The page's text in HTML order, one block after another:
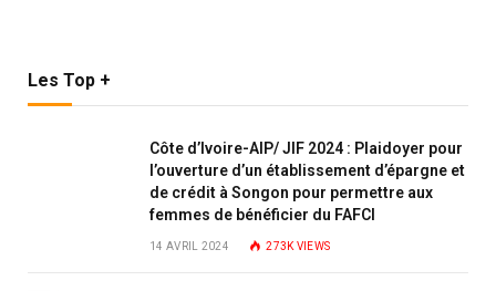
Les Top +
Côte d’Ivoire-AIP/ JIF 2024 : Plaidoyer pour
l’ouverture d’un établissement d’épargne et
de crédit à Songon pour permettre aux
femmes de bénéficier du FAFCI
14 AVRIL 2024 273K VIEWS